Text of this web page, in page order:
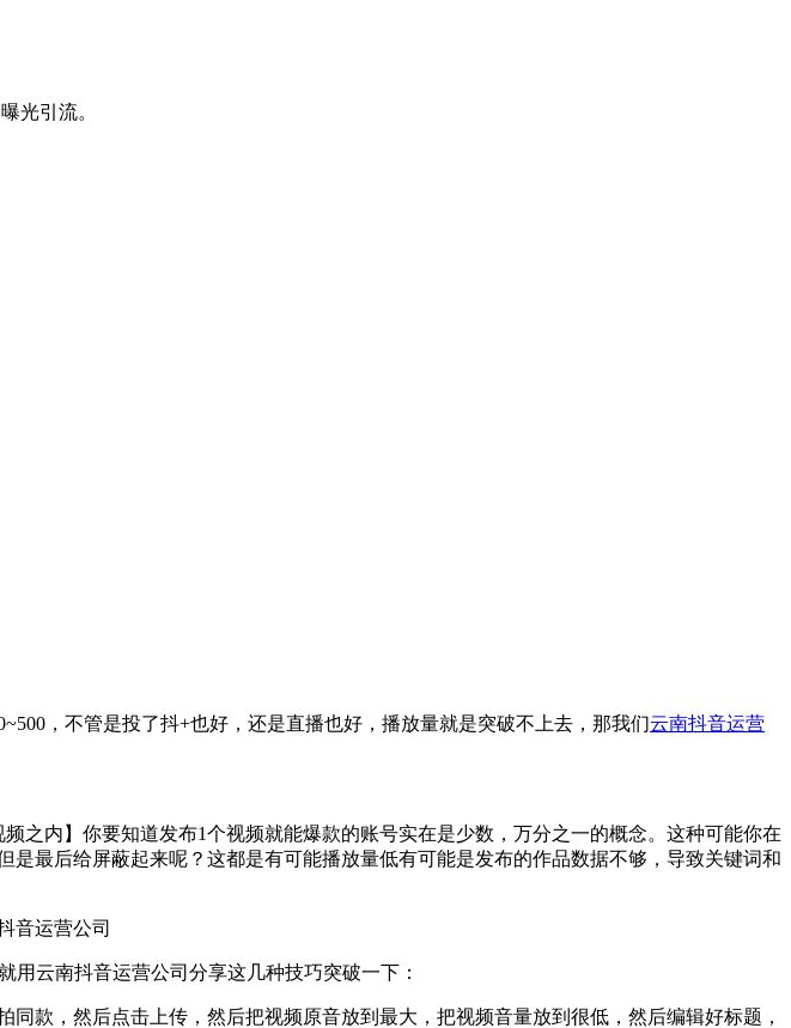
光引流。
，不管是投了抖+也好，还是直播也好，播放量就是突破不上去，那我们云南抖音运营
之内】你要知道发布1个视频就能爆款的账号实在是少数，万分之一的概念。这种可能你在
最后给屏蔽起来呢？这都是有可能播放量低有可能是发布的作品数据不够，导致关键词和
用云南抖音运营公司分享这几种技巧突破一下：
款，然后点击上传，然后把视频原音放到最大，把视频音量放到很低，然后编辑好标题，